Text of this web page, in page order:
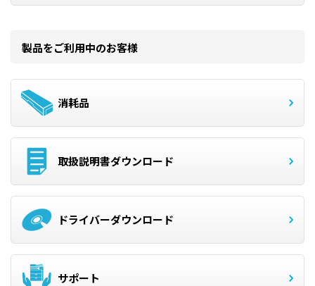
製品をご利用中のお客様
消耗品
取扱説明書ダウンロード
ドライバーダウンロード
サポート